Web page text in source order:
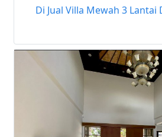
Di Jual Villa Mewah 3 Lantai